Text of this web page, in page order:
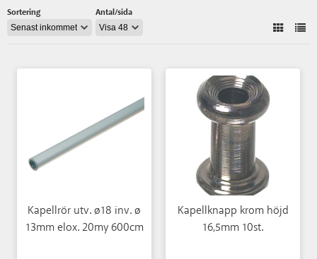
Sortering Antal/sida
Kapellrör utv. ø18 inv. ø
13mm elox. 20my 600cm
Kapellknapp krom höjd
16,5mm 10st.